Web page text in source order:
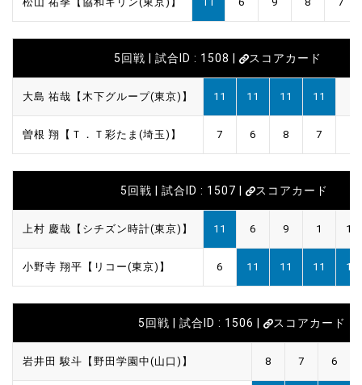
5回戦 | 試合ID : 1508 | スコアカード
大島 祐哉【木下グループ(東京)】 11 11 11 11
曽根 翔【Ｔ．Ｔ彩たま(埼玉)】 7 6 8 7
5回戦 | 試合ID : 1507 | スコアカード
上村 慶哉【シチズン時計(東京)】 11 6 9 1 10
小野寺 翔平【リコー(東京)】 6 11 11 11 12
5回戦 | 試合ID : 1506 | スコアカード
岩井田 駿斗【野田学園中(山口)】 8 7 6